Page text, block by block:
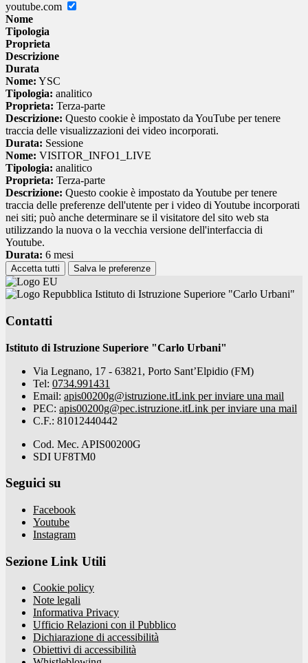
youtube.com
Nome
Tipologia
Proprieta
Descrizione
Durata
Nome: YSC
Tipologia: analitico
Proprieta: Terza-parte
Descrizione: Questo cookie è impostato da YouTube per tenere
traccia delle visualizzazioni dei video incorporati.
Durata: Sessione
Nome: VISITOR_INFO1_LIVE
Tipologia: analitico
Proprieta: Terza-parte
Descrizione: Questo cookie è impostato da Youtube per tenere
traccia delle preferenze dell'utente per i video di Youtube incorporati
nei siti; può anche determinare se il visitatore del sito web sta
utilizzando la nuova o la vecchia versione dell'interfaccia di
Youtube.
Durata: 6 mesi
Accetta tutti Salva le preferenze
Istituto di Istruzione Superiore "Carlo Urbani"
Contatti
Istituto di Istruzione Superiore "Carlo Urbani"
Via Legnano, 17 - 63821, Porto Sant’Elpidio (FM)
Tel: 0734.991431
Email: apis00200g@istruzione.itLink per inviare una mail
PEC: apis00200g@pec.istruzione.itLink per inviare una mail
C.F.: 81012440442
Cod. Mec. APIS00200G
SDI UF8TM0
Seguici su
Facebook
Youtube
Instagram
Sezione Link Utili
Cookie policy
Note legali
Informativa Privacy
Ufficio Relazioni con il Pubblico
Dichiarazione di accessibilità
Obiettivi di accessibilità